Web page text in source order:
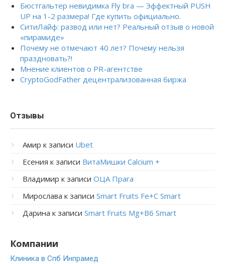
Бюстгальтер невидимка Fly bra — Эффектный PUSH
UP на 1-2 размера! Где купить официально.
СитиЛайф: развод или нет? Реальный отзыв о новой
«пирамиде»
Почему не отмечают 40 лет? Почему нельзя
праздновать?!
Мнение клиентов о PR-агентстве
CryptoGodFather децентрализованная биржа
Отзывы
Амир к записи Ubet
Есения к записи ВитаМишки Calcium +
Владимир к записи ОЦА Прага
Мирослава к записи Smart Fruits Fe+C Smart
Дарина к записи Smart Fruits Mg+B6 Smart
Компании
Клиника в Спб Инпрамед